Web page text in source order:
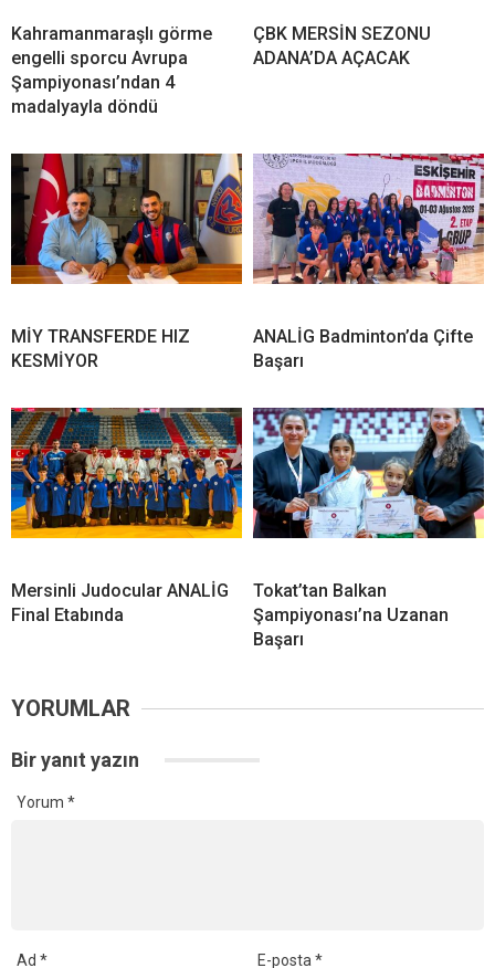
Kahramanmaraşlı görme
engelli sporcu Avrupa
Şampiyonası’ndan 4
madalyayla döndü
ÇBK MERSİN SEZONU
ADANA’DA AÇACAK
MİY TRANSFERDE HIZ
KESMİYOR
ANALİG Badminton’da Çifte
Başarı
Mersinli Judocular ANALİG
Final Etabında
Tokat’tan Balkan
Şampiyonası’na Uzanan
Başarı
YORUMLAR
Bir yanıt yazın
Yorum *
Ad * E-posta*